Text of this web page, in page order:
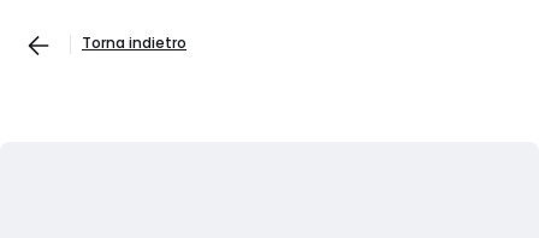
Torna indietro